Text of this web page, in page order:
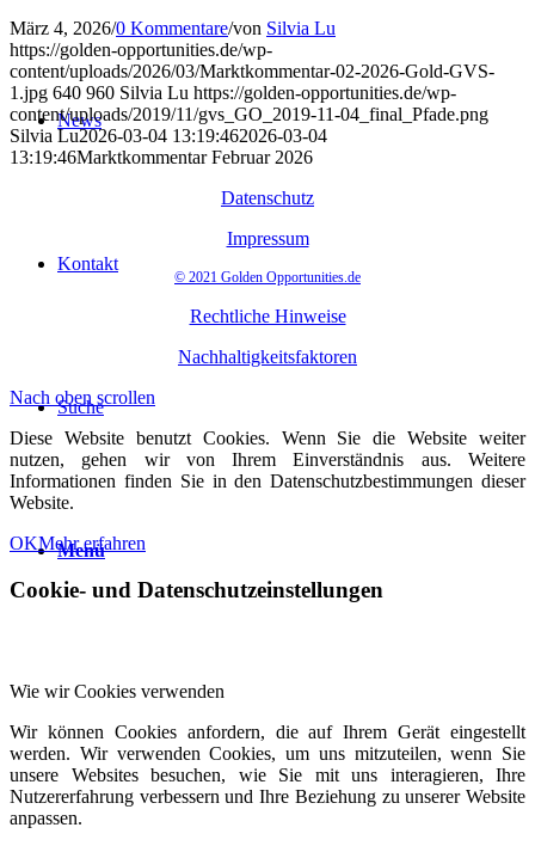
News
Kontakt
Suche
Menü
März 4, 2026/0 Kommentare/von Silvia Lu
https://golden-opportunities.de/wp-
content/uploads/2026/03/Marktkommentar-02-2026-Gold-GVS-
1.jpg 640 960 Silvia Lu https://golden-opportunities.de/wp-
content/uploads/2019/11/gvs_GO_2019-11-04_final_Pfade.png
Silvia Lu2026-03-04 13:19:462026-03-04
13:19:46Marktkommentar Februar 2026
Datenschutz
Impressum
© 2021 Golden Opportunities.de
Rechtliche Hinweise
Nachhaltigkeitsfaktoren
Nach oben scrollen
Diese Website benutzt Cookies. Wenn Sie die Website weiter
nutzen, gehen wir von Ihrem Einverständnis aus. Weitere
Informationen finden Sie in den Datenschutzbestimmungen dieser
Website.
OKMehr erfahren
Cookie- und Datenschutzeinstellungen
Wie wir Cookies verwenden
Wir können Cookies anfordern, die auf Ihrem Gerät eingestellt
werden. Wir verwenden Cookies, um uns mitzuteilen, wenn Sie
unsere Websites besuchen, wie Sie mit uns interagieren, Ihre
Nutzererfahrung verbessern und Ihre Beziehung zu unserer Website
anpassen.